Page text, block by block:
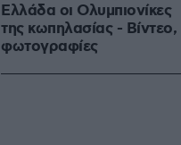
Ελλάδα οι Ολυμπιονίκες
της κωπηλασίας - Βίντεο,
φωτογραφίες